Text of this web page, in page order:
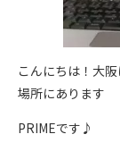
こんにちは！大
場所にあります
PRIMEです♪